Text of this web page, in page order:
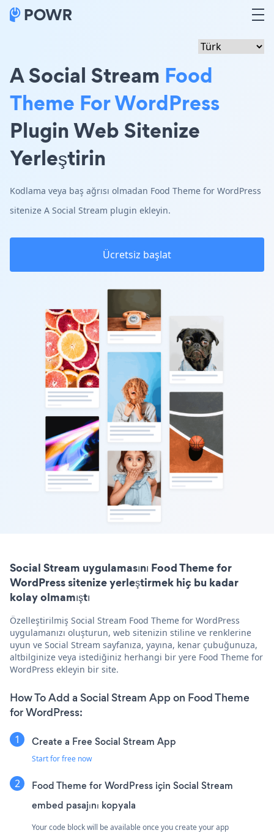
A Social Stream Food
Theme For WordPress
Plugin Web Sitenize
Yerleştirin
Kodlama veya baş ağrısı olmadan Food Theme for WordPress
sitenize A Social Stream plugin ekleyin.
Ücretsiz başlat
Social Stream uygulamasını Food Theme for
WordPress sitenize yerleştirmek hiç bu kadar
kolay olmamıştı
Özelleştirilmiş Social Stream Food Theme for WordPress
uygulamanızı oluşturun, web sitenizin stiline ve renklerine
uyun ve Social Stream sayfanıza, yayına, kenar çubuğunuza,
altbilginize veya istediğiniz herhangi bir yere Food Theme for
WordPress ekleyin bir site.
How To Add a Social Stream App on Food Theme
for WordPress:
Create a Free Social Stream App
Start for free now
Food Theme for WordPress için Social Stream
embed pasajını kopyala
Your code block will be available once you create your app